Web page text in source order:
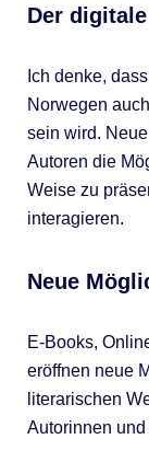
Der
Ich denke,
Norwegen
sein wird.
Autoren die
Weise zu
interagieren.
Neue
E-Books,
eröffnen neue
literarischen
Autorinnen